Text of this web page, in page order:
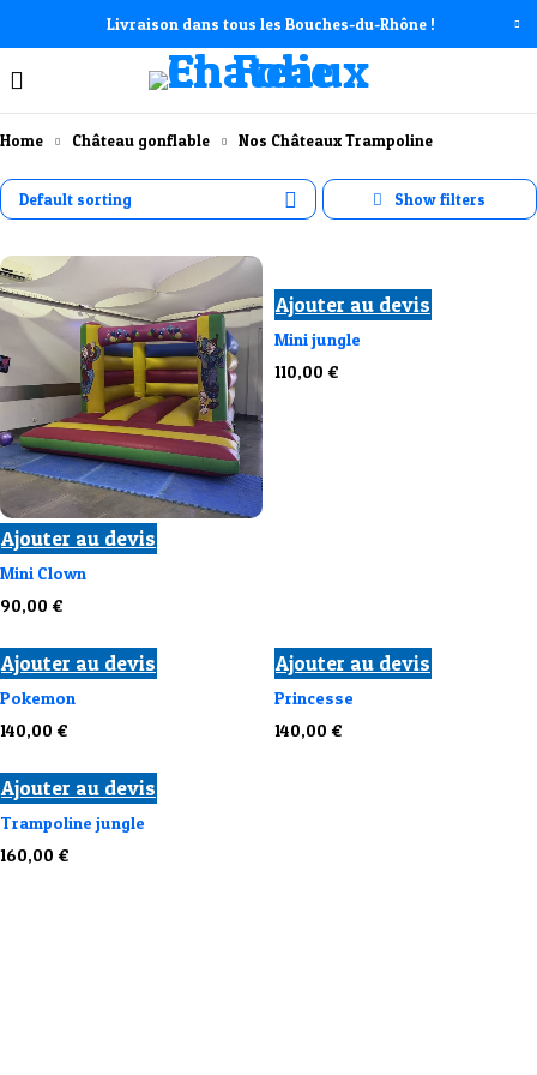
Livraison dans tous les Bouches-du-Rhône !
Home Château gonflable Nos Châteaux Trampoline
Default sorting
Ajouter au devis
Mini Clown
90,00 €
Ajouter au devis
Mini jungle
110,00 €
Ajouter au devis
Pokemon
140,00 €
Ajouter au devis
Princesse
140,00 €
Ajouter au devis
Trampoline jungle
160,00 €